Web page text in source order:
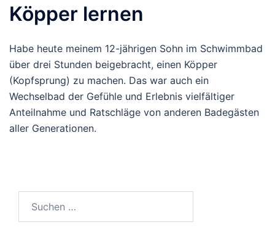
Köpper lernen
Habe heute meinem 12-jährigen Sohn im Schwimmbad
über drei Stunden beigebracht, einen Köpper
(Kopfsprung) zu machen. Das war auch ein
Wechselbad der Gefühle und Erlebnis vielfältiger
Anteilnahme und Ratschläge von anderen Badegästen
aller Generationen.